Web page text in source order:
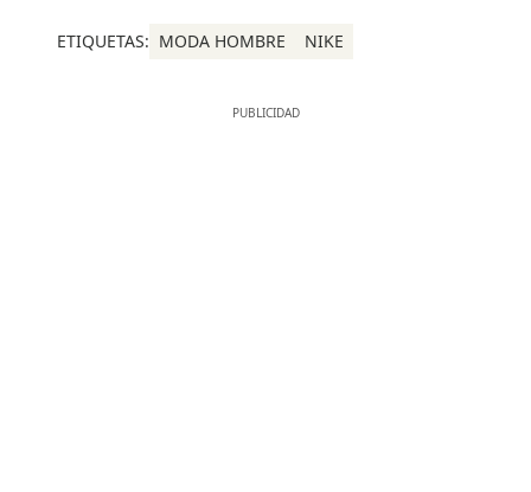
ETIQUETAS: MODA HOMBRE NIKE